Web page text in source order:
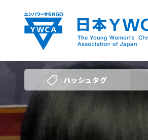
content
ハッシュタグ